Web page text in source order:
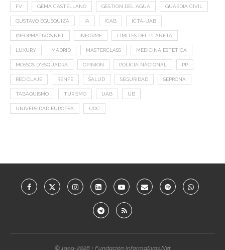
FV GEMA CASTELLANO GESTION DEL AGUA GUARDIA CIVIL
GUSTAVO EGUSQUIZA IA ICAB ICTA-UAB
INFORMATIVOS.NET INFORME LIMITES DEL PLANETA
LUXURY MADRID MASTERCLASS MEDICINA ESTÉTICA
MOSSOS D'ESQUADRA OPINIÓN POLICÍA NACIONAL PP
RECICLAJE RENFE SALUD SEGURIDAD SEPRONA
TABAQUISMO TURISMO UAB UB
UNIVERSIDAD EUROPEA UOC
© 1999-2026 • Fundación Informativos.Net